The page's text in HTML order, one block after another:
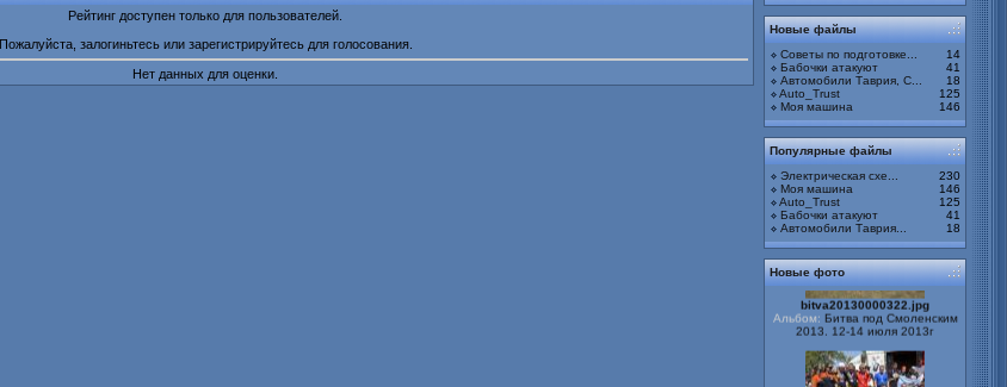
Рейтинг доступен только для пользователей.
Пожалуйста, залогиньтесь или зарегистрируйтесь для голосования.
Нет данных для оценки.
Новые файлы
Советы по подготовке...
14
Бабочки атакуют
41
Автомобили Таврия, С...
18
Auto_Trust
125
Моя машина
146
Популярные файлы
Электрическая схе...
230
Моя машина
146
Auto_Trust
125
Бабочки атакуют
41
Автомобили Таврия...
18
Новые фото
bitva20130000323.jpg
Альбом:Битва под Смоленским
2013. 12-14 июля 2013г
bitva20130000322.jpg
Альбом:Битва под Смоленским
2013. 12-14 июля 2013г